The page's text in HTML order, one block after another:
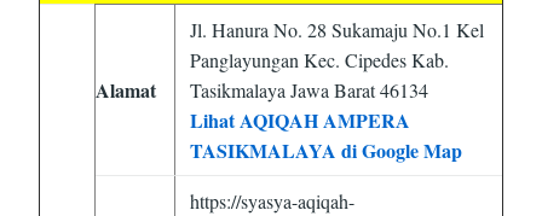
Alamat
Jl. Hanura No. 28 Sukamaju No.1 Kel
Panglayungan Kec. Cipedes Kab.
Tasikmalaya Jawa Barat 46134
Lihat AQIQAH AMPERA
TASIKMALAYA di Google Map
https://syasya-aqiqah-